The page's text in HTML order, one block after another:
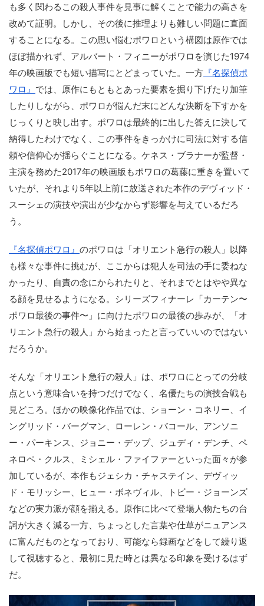
も多く関わるこの殺人事件を見事に解くことで能力の高さを
改めて証明。しかし、その後に推理よりも難しい問題に直面
することになる。この思い悩むポワロという構図は原作では
ほぼ描かれず、アルバート・フィニーがポワロを演じた1974
年の映画版でも短い描写にとどまっていた。一方 『名探偵ポ
ワロ』 では、原作にもともとあった要素を掘り下げたり加筆
したりしながら、ポワロが悩んだ末にどんな決断を下すかを
じっくりと映し出す。ポワロは最終的に出した答えに決して
納得したわけでなく、この事件をきっかけに司法に対する信
頼や信仰心が揺らぐことになる。ケネス・ブラナーが監督・
主演を務めた2017年の映画版もポワロの葛藤に重きを置いて
いたが、それより5年以上前に放送された本作のデヴィッド・
スーシェの演技や演出が少なからず影響を与えているだろ
う。
『名探偵ポワロ』 のポワロは「オリエント急行の殺人」以降
も様々な事件に挑むが、ここからは犯人を司法の手に委ねな
かったり、自責の念にかられたりと、それまでとはやや異な
る顔を見せるようになる。シリーズフィナーレ「カーテン〜
ポワロ最後の事件〜」に向けたポワロの最後の歩みが、「オ
リエント急行の殺人」から始まったと言っていいのではない
だろうか。
そんな「オリエント急行の殺人」は、ポワロにとっての分岐
点という意味合いを持つだけでなく、名優たちの演技合戦も
見どころ。ほかの映像化作品では、ショーン・コネリー、イ
ングリッド・バーグマン、ローレン・バコール、アンソニ
ー・パーキンス、ジョニー・デップ、ジュディ・デンチ、ペ
ネロペ・クルス、ミシェル・ファイファーといった面々が参
加しているが、本作もジェシカ・チャステイン、デヴィッ
ド・モリッシー、ヒュー・ボネヴィル、トビー・ジョーンズ
などの実力派が顔を揃える。原作に比べて登場人物たちの台
詞が大きく減る一方、ちょっとした言葉や仕草がニュアンス
に富んだものとなっており、可能なら録画などをして繰り返
して視聴すると、最初に見た時とは異なる印象を受けるはず
だ。